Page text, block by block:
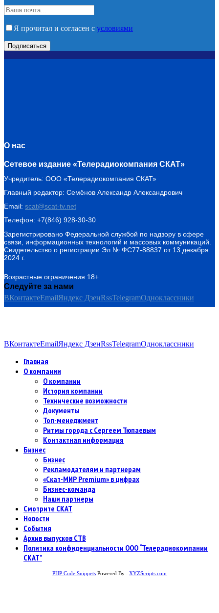
Я прочитал и согласен с условиями
О нас
Сетевое издание «Телерадиокомпания СКАТ»
Учредитель: ООО «Телерадиокомпания СКАТ»
Главный редактор: Семёнов Александр Александрович
Email: scat@scat-tv.net
Телефон: +7(846) 928-30-30
Зарегистрировано Федеральной службой по надзору в сфере
связи, информационных технологий и массовых коммуникаций.
Свидетельство о регистрации Эл № ФС77-88837 от 13 декабря
2024 г.
Возрастные ограничения 18+
Следуйте за нами
ВКонтактеEmailЯндекс ДзенRssTelegramОдноклассники
ВКонтактеEmailЯндекс ДзенRssTelegramОдноклассники
Главная
О компании
О компании
История компании
Технические возможности
Документы
Топ-менеджмент
Ритмы города с Сергеем Тюпаевым
Контактная информация
Бизнес
Бизнес
Рекламодателям и партнерам
«Скат-МИР Premium» в цифрах
Бизнес-команда
Наши партнеры
Смотрите СКАТ
Новости
События
Архив выпусков СТВ
Политика конфиденциальности ООО “Телерадиокомпании
СКАТ”
PHP Code Snippets Powered By : XYZScripts.com